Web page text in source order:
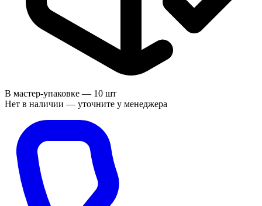
В мастер-упаковке — 10 шт
Нет в наличии — уточните у менеджера